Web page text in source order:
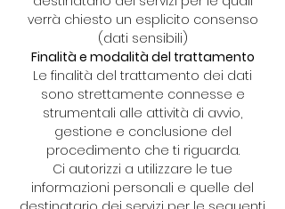
verrà chiesto un esplicito consenso
(dati sensibili)
Finalità e modalità del trattamento
Le finalità del trattamento dei dati
sono strettamente connesse e
strumentali alle attività di avvio,
gestione e conclusione del
procedimento che ti riguarda.
Ci autorizzi a utilizzare le tue
informazioni personali e quelle del